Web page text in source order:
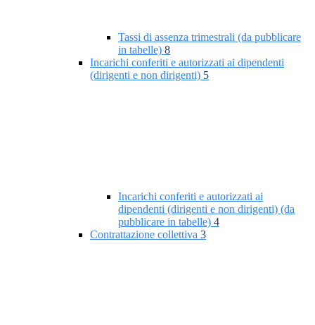
Tassi di assenza trimestrali (da pubblicare
in tabelle) 8
Incarichi conferiti e autorizzati ai dipendenti
(dirigenti e non dirigenti) 5
Incarichi conferiti e autorizzati ai
dipendenti (dirigenti e non dirigenti) (da
pubblicare in tabelle) 4
Contrattazione collettiva 3